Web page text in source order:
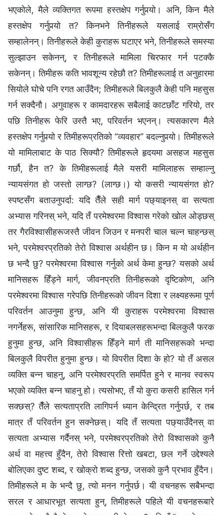
भएकोले, मैले व्यक्तिगत रूपमा हस्तक्षेप गर्नुपर्‍यो। अनि, किन मैले
हस्तक्षेप गर्नुपर्‍यो त? किनभने तिनीहरूले यसलाई राम्रोसँग
सम्हालेनन्। तिनीहरूले केही कुराहरू घटाएर भने, तिनीहरूले समस्या
सुल्झाउन सकेनन्, र तिनीहरूले मामिला चिरफार गर्न पटक्कै
सकेनन्। तिमीहरू कति भावशून्य रहेछौ त? तिमीहरूलाई त अनुहारमा
सियोले घोचे पनि रगत आउँदैन; तिमीहरूले बिलकुलै केही पनि महसुस
गर्न सक्दैनौ। अगुवाहरू र कामदारहरू सबैलाई काटछाँट गरियो, तर
पछि तिनीहरू फेरि उस्तै भए, परिवर्तन भएनन्। त्यसकारण मैले
हस्तक्षेप गर्नुपर्‍यो र तिमीहरूप्रतिको “व्यवहार” बदल्नुपर्‍यो। तिमीहरूले
यो मामिलाबाट के पाठ सिक्यौ? तिमीहरूले हृदयमा असहज महसुस
गर्छौ, हैन त? के तिमीहरूलाई मैले यसरी मामिलाहरू सम्हाल्नु
न्यायसंगत हो जस्तो लाग्छ? (लाग्छ।) यो कसरी न्यायसंगत हो?
स्पष्टसँग बताउनुपर्दा: यदि तैँले सही मार्ग पछ्याइनस् वा सत्यता
अभ्यास गरिनस् भने, यदि तँ परमेश्‍वरमा विश्‍वास गरेको खोल ओड्छस्
तर गैरविश्‍वासीहरूजस्तै जीवन जिउन र मनपरी चाल चल्न चाहन्छस्
भने, परमेश्‍वरप्रतिको तेरो विश्‍वास अर्थहीन छ। किन म यो अर्थहीन
छ भन्दै छु? परमेश्‍वरमा विश्‍वास गर्नुको अर्थ केमा हुन्छ? यसको अर्थ
मानिसहरू हिँड्ने मार्ग, जीवनप्रति तिनीहरूको दृष्टिकोण, अनि
परमेश्‍वरमा विश्‍वास गरेपछि तिनीहरूको जीवन दिशा र लक्ष्यहरूमा पूर्ण
परिवर्तन आउनुमा हुन्छ, अनि यी कुराहरू परमेश्‍वरमा विश्‍वास
नगर्नेहरू, सांसारिक मानिसहरू, र दियाबलसहरूभन्दा बिलकुलै फरक
हुनुमा हुन्छ, अनि विश्‍वासीहरू हिँड्ने मार्ग ती मानिसहरूको भन्दा
बिलकुलै विपरीत हुनुमा हुन्छ। यो विपरीत दिशा के हो? यो तँ असल
व्यक्ति बन्न चाहनु, अनि परमेश्‍वरप्रति समर्पित हुने र मानव स्वरूप
भएको व्यक्ति बन्न चाहनु हो। त्यसोभए, तँ यो कुरा कसरी हासिल गर्न
सक्छस्? तैँले सत्यताप्रति लागिपर्न ध्यान केन्द्रित गर्नुपर्छ, र तब
मात्र तँ परिवर्तन हुन सक्नेछस्। यदि तँ सत्यता पछ्याउँदैनस् वा
सत्यता अभ्यास गर्दैनस् भने, परमेश्‍वरप्रतिको तेरो विश्‍वासको कुनै
अर्थ वा महत्त्व हुँदैन, तेरो विश्‍वास रित्तो खबटा, छल गर्ने उद्देश्यले
बोलिएका दुष्ट शब्द, र खोक्रो शब्द हुन्छ, जसको कुनै प्रभाव हुँदैन।
तिमीहरूले म के भन्दै छु, त्यो मनन गर्नुपर्छ। यी वचनहरू सबैभन्दा
सरल र आधारभूत सत्यता हुन्, तिमीहरूले पहिले यी वचनहरूबारे